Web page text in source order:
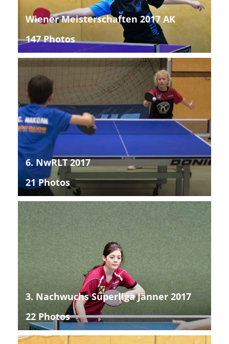
Wiener Meisterschaften 2017 AK
147 Photos
6. NwRLT 2017
21 Photos
3. Nachwuchs Superliga Jänner 2017
22 Photos